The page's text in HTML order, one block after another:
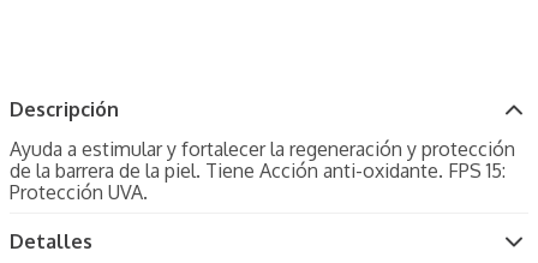
Descripción
Ayuda a estimular y fortalecer la regeneración y protección
de la barrera de la piel. Tiene Acción anti-oxidante. FPS 15:
Protección UVA.
Detalles